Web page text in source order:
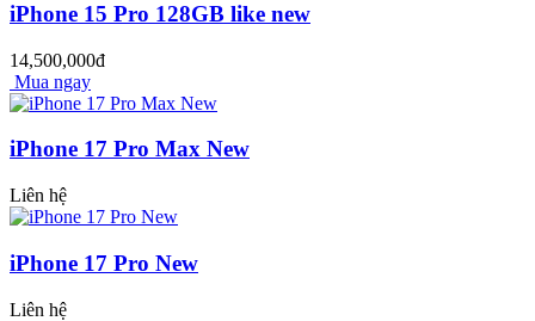
iPhone 15 Pro 128GB like new
14,500,000đ
Mua ngay
iPhone 17 Pro Max New
Liên hệ
iPhone 17 Pro New
Liên hệ